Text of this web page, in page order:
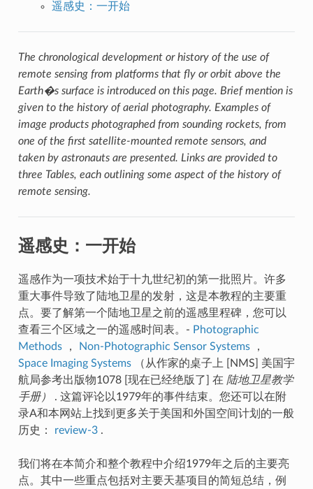
遥感史：一开始
The chronological development or history of the use of
remote sensing from platforms that fly or orbit above the
Earth�s surface is introduced on this page. Brief mention is
given to the history of aerial photography. Examples of
image products photographed from sounding rockets, from
one of the first satellite-mounted remote sensors, and
taken by astronauts are presented. Links are provided to
three Tables, each outlining some aspect of the history of
remote sensing.
遥感史：一开始
遥感作为一项技术始于十九世纪初的第一批照片。许多
重大事件导致了陆地卫星的发射，这是本教程的主要重
点。要了解第一个陆地卫星之前的遥感里程碑，您可以
查看三个区域之一的遥感时间表。- Photographic
Methods， Non-Photographic Sensor Systems，
Space Imaging Systems（从作家的桌子上 [NMS] 美国宇
航局参考出版物1078 [现在已经绝版了] 在 陆地卫星教学
手册）
. 这篇评论以1979年的事件结束。您还可以在附
录A和本网站上找到更多关于美国和外国空间计划的一般
历史： review-3.
我们将在本简介和整个教程中介绍1979年之后的主要亮
点。其中一些重点包括对主要天基项目的简短总结，例